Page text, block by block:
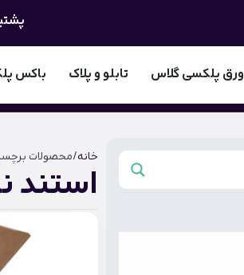
ورق پلکسی گلاس تابلو و پلاک باکس
خانه/ محصولات
استند